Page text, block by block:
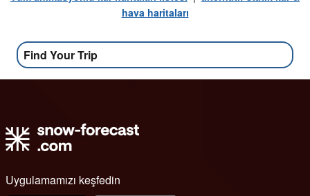
hava haritaları
Find Your Trip
Uygulamamızı keşfedin